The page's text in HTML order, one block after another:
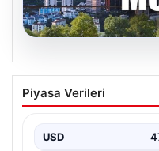
05.08.2026
DAP Yapı’dan
güvencesi Dap
Piyasa Verileri
USD